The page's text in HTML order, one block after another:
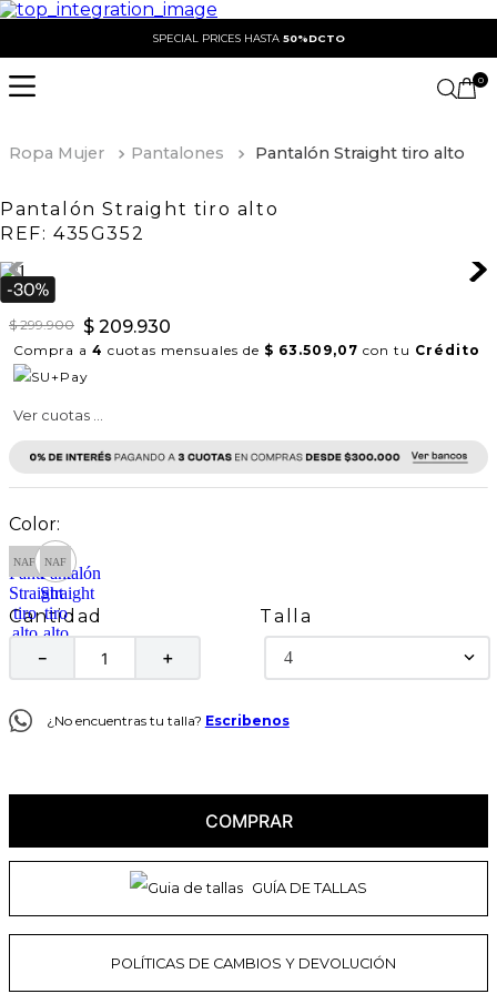
SPECIAL PRICES HASTA 50%DCTO
0
Ropa Mujer Pantalones Pantalón Straight tiro alto
Pantalón Straight tiro alto
REF: 435G352
$ 299.900 $ 209.930
Compra a 4 cuotas mensuales de $ 63.509,07 con tu Crédito
Ver cuotas ...
Cantidad
＋
－
Talla
4
¿No encuentras tu talla? Escribenos
COMPRAR
GUÍA DE TALLAS
POLÍTICAS DE CAMBIOS Y DEVOLUCIÓN